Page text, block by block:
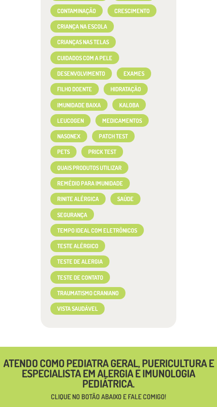
CONTAMINAÇÃO CRESCIMENTO
CRIANÇA NA ESCOLA
CRIANÇAS NAS TELAS
CUIDADOS COM A PELE
DESENVOLVIMENTO EXAMES
FILHO DOENTE HIDRATAÇÃO
IMUNIDADE BAIXA KALOBA
LEUCOGEN MEDICAMENTOS
NASONEX PATCH TEST
PETS PRICK TEST
QUAIS PRODUTOS UTILIZAR
REMÉDIO PARA IMUNIDADE
RINITE ALÉRGICA SAÚDE
SEGURANÇA
TEMPO IDEAL COM ELETRÔNICOS
TESTE ALÉRGICO
TESTE DE ALERGIA
TESTE DE CONTATO
TRAUMATISMO CRANIANO
VISTA SAUDÁVEL
ATENDO COMO PEDIATRA GERAL, PUERICULTURA E
ESPECIALISTA EM ALERGIA E IMUNOLOGIA
PEDIÁTRICA.
CLIQUE NO BOTÃO ABAIXO E FALE COMIGO!